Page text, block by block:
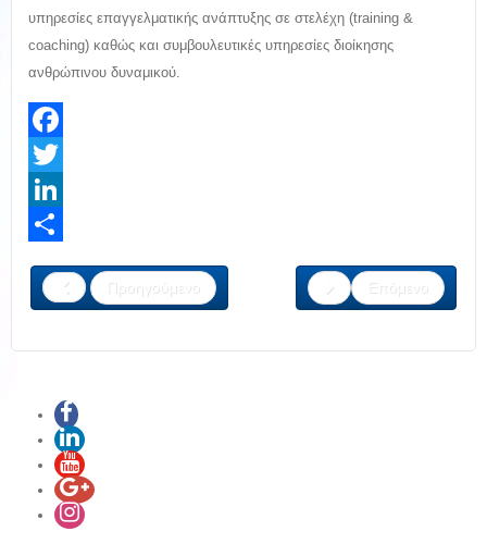
υπηρεσίες επαγγελματικής ανάπτυξης σε στελέχη (training &
coaching) καθώς και συμβουλευτικές υπηρεσίες διοίκησης
ανθρώπινου δυναμικού.
Facebook
Twitter
LinkedIn
Προηγούμενο
Επόμενο